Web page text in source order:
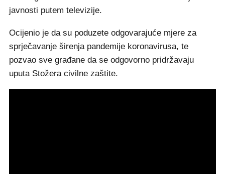
javnosti putem televizije.
Ocijenio je da su poduzete odgovarajuće mjere za
sprječavanje širenja pandemije koronavirusa, te
pozvao sve građane da se odgovorno pridržavaju
uputa Stožera civilne zaštite.